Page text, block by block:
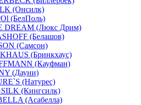
(Онсилк)
(БелПоль)
DREAM (Люкс Дрим)
(Белашов)
(Самсон)
(Бринкхаус)
(Кауфман)
(Дауни)
(Натурес)
(Кингсилк)
(Асабелла)